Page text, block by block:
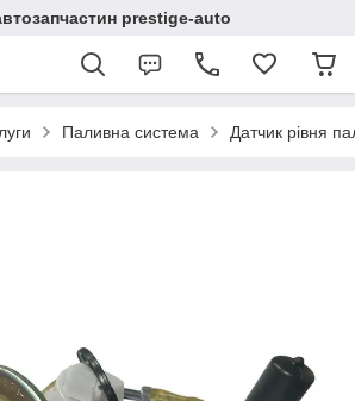
prestige-auto
Паливна система Датчик рівня